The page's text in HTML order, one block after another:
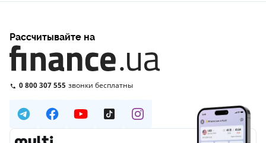
Рассчитывайте на
0 800 307 555 звонки бесплатны